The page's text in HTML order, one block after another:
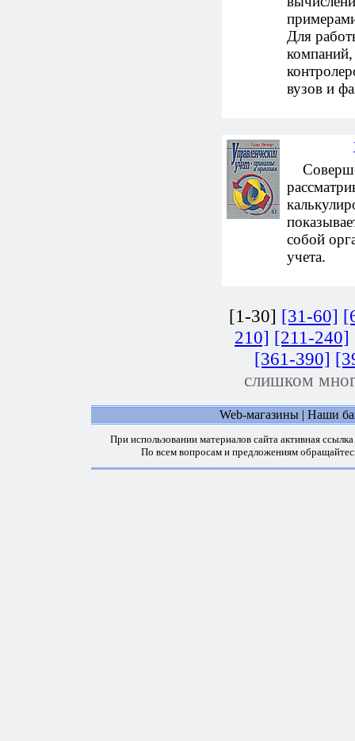
Для
вузов и
собой
учета.
[1-30] [31-60]
210] [211-240]
[361-390]
слишком
Web-магазины | Наши
При использовании материалов сайта активная
По всем вопросам и предложениям